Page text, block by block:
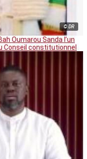
© DR
Oumarou Sanda l’un
Conseil constitutionnel